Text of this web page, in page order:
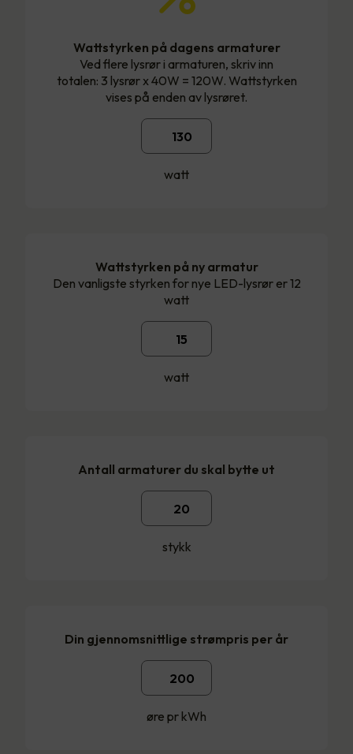
Wattstyrken på dagens armaturer
Ved flere lysrør i armaturen, skriv inn
totalen: 3 lysrør x 40W = 120W. Wattstyrken
vises på enden av lysrøret.
watt
Wattstyrken på ny armatur
Den vanligste styrken for nye LED-lysrør er 12
watt
watt
Antall armaturer du skal bytte ut
stykk
Din gjennomsnittlige strømpris per år
øre pr kWh